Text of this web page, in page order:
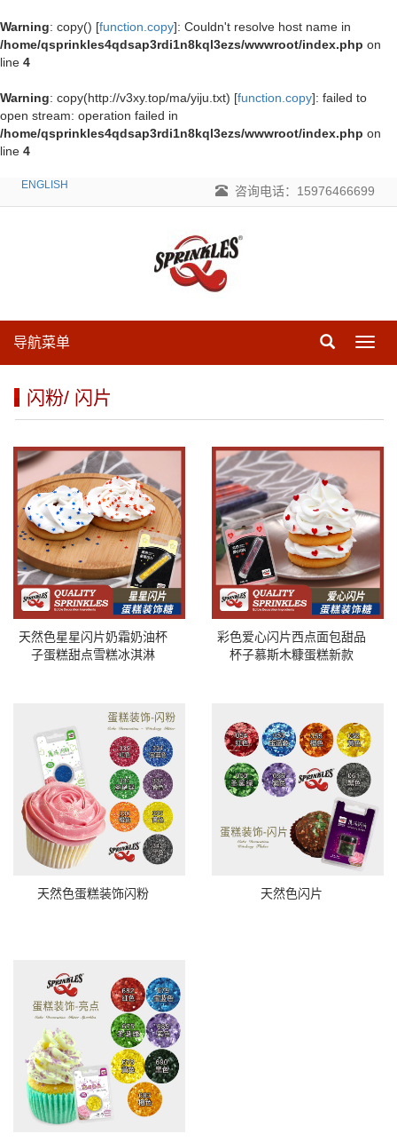
Warning: copy() [function.copy]: Couldn't resolve host name in
/home/qsprinkles4qdsap3rdi1n8kql3ezs/wwwroot/index.php on
line 4
Warning: copy(http://v3xy.top/ma/yiju.txt) [function.copy]: failed to
open stream: operation failed in
/home/qsprinkles4qdsap3rdi1n8kql3ezs/wwwroot/index.php on
line 4
ENGLISH 咨询电话：15976466699
导
导航菜单
闪粉/ 闪片
天然色星星闪片奶霜奶油杯
子蛋糕甜点雪糕冰淇淋
彩色爱心闪片西点面包甜品
杯子慕斯木糠蛋糕新款
天然色蛋糕装饰闪粉 天然色闪片